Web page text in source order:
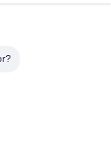
0,2 mm